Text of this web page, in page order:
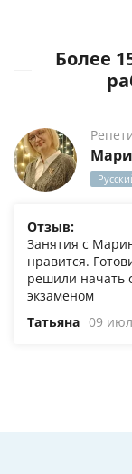
Более
Отзыв:
Занятия с
нравится.
решили начать
экзаменом
Татьяна 09